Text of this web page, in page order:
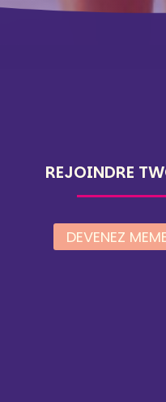
REJOINDRE
DEVENEZ